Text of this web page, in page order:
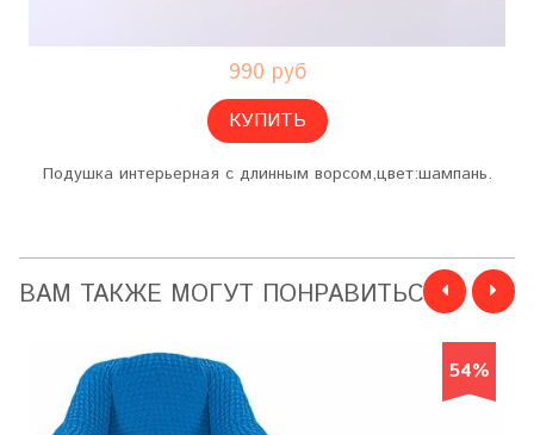
990 руб
КУПИТЬ
Подушка интерьерная с длинным ворсом,цвет:шампань.
ВАМ ТАКЖЕ МОГУТ ПОНРАВИТЬСЯ
54%